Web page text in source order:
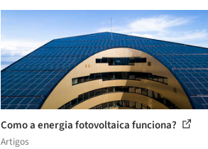
Como a energia fotovoltaica funciona?
Artigos